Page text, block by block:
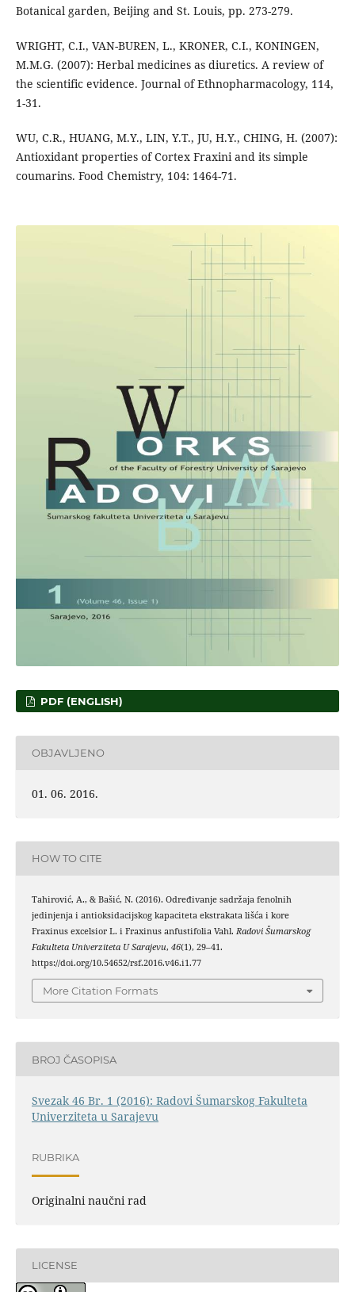
Botanical garden, Beijing and St. Louis, pp. 273-279.
WRIGHT, C.I., VAN-BUREN, L., KRONER, C.I., KONINGEN,
M.M.G. (2007): Herbal medicines as diuretics. A review of
the scientific evidence. Journal of Ethnopharmacology, 114,
1-31.
WU, C.R., HUANG, M.Y., LIN, Y.T., JU, H.Y., CHING, H. (2007):
Antioxidant properties of Cortex Fraxini and its simple
coumarins. Food Chemistry, 104: 1464-71.
PDF (ENGLISH)
OBJAVLJENO
01. 06. 2016.
HOW TO CITE
Tahirović, A., & Bašić, N. (2016). Određivanje sadržaja fenolnih
jedinjenja i antioksidacijskog kapaciteta ekstrakata lišća i kore
Fraxinus excelsior L. i Fraxinus anfustifolia Vahl. Radovi Šumarskog
Fakulteta Univerziteta U Sarajevu, 46(1), 29–41.
https://doi.org/10.54652/rsf.2016.v46.i1.77
More Citation Formats
BROJ ČASOPISA
Svezak 46 Br. 1 (2016): Radovi Šumarskog Fakulteta
Univerziteta u Sarajevu
RUBRIKA
Originalni naučni rad
LICENSE